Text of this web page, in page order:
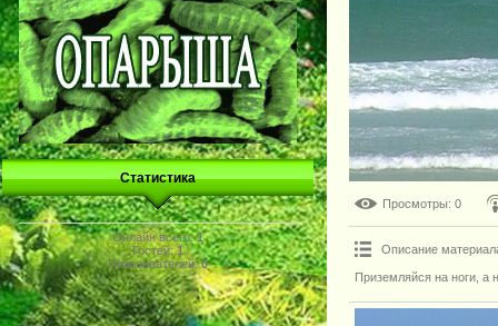
Статистика
Онлайн всего:1
Гостей:1
Пользователей:0
Просмотры: 0
Описание
Приземляйся на ноги, а